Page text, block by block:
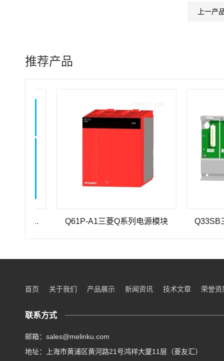
上一产
推荐产品
Q61P-A1三菱Q系列电源模块 Q33SB三菱
首页 关于我们 产品展示 新闻资讯 技术文章 荣誉资
联系方式
邮箱：sales@melinku.com
地址：上海市黄浦区黄河路21号鸿祥大厦11层（菱友汇）